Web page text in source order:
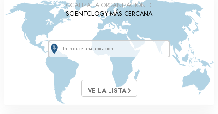
LOCALIZA LA ORGANIZACIÓN DE
SCIENTOLOGY MÁS CERCANA
VE LA LISTA